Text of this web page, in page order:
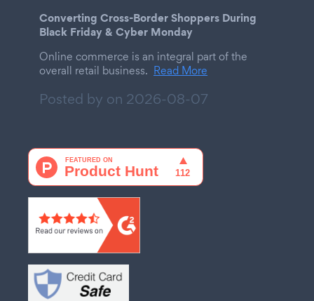
Converting Cross-Border Shoppers During
Black Friday & Cyber Monday
Online commerce is an integral part of the
overall retail business. Read More
Posted by on 2026-08-07